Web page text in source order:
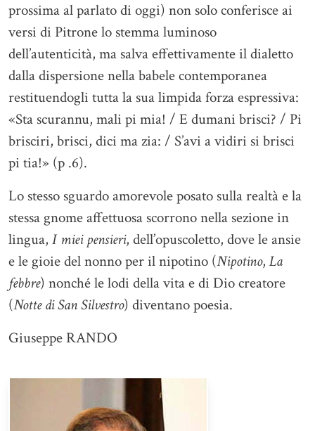
prossima al parlato di oggi) non solo conferisce ai
versi di Pitrone lo stemma luminoso
dell’autenticità, ma salva effettivamente il dialetto
dalla dispersione nella babele contemporanea
restituendogli tutta la sua limpida forza espressiva:
«Sta scurannu, mali pi mia! / E dumani brisci? / Pi
brisciri, brisci, dici ma zia: / S’avi a vidiri si brisci
pi tia!» (p .6).
Lo stesso sguardo amorevole posato sulla realtà e la
stessa gnome affettuosa scorrono nella sezione in
lingua, I miei pensieri, dell’opuscoletto, dove le ansie
e le gioie del nonno per il nipotino (Nipotino, La
febbre) nonché le lodi della vita e di Dio creatore
(Notte di San Silvestro) diventano poesia.
Giuseppe RANDO